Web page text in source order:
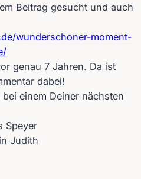
Beitrag gesucht und auch
wunderschoner-moment-
genau 7 Jahren. Da ist
dabei!
einem Deiner nächsten
Speyer
Judith